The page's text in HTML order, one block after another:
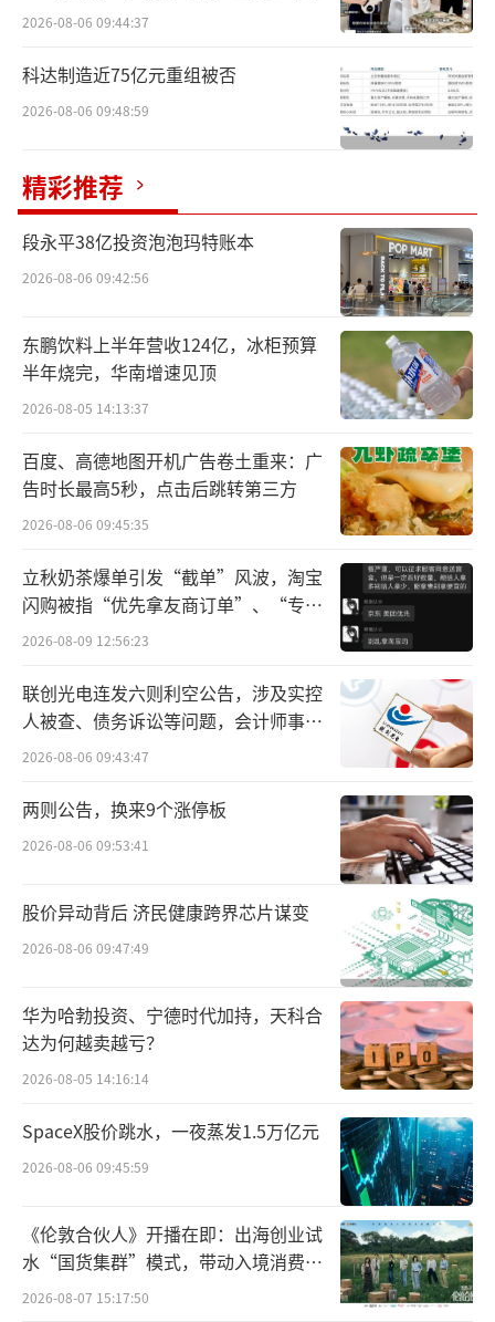
2022年，奥司他韦胶囊曾被纳入第七批国
家集采，中选价格每粒不到1元，降幅达84%。
值得注意的是，中标的并非东阳光长江旗下
的“可威”品牌，而是东阳光药业的“奥司他
韦胶囊”，包装上和“可威”有所不同。“可
威”是有品牌效应的，而东阳光药在第七批集
采中标的品种在市场上销路并不好，即使进了
集采降价，影响是可控的。
这是实打实的高招，东阳光得以保留“可
威”胶囊的高定价，还可以在集采外市场销
售。根据江苏省公共资源交易中心，“可
威”品牌的奥司他韦胶囊目前挂网价在9.86元
一粒，比集采中选的奥司他韦胶囊贵了近10
倍。
图源：江苏省公共资源交易中心
只是，现在这条路恐怕是走不通了。自去
年来，国家医保局加强了集采药品的落地实
施，奥司他韦的销售也受到影响。东阳光药披
露，2024年，公立医院减少了对集采计划之外
的采购，导致“可威”奥司他韦的销售下滑。
如今，浙江省因“可威”胶囊价格暂停挂网，
无疑又给东阳光加上了一道枷锁。
但“可威”的限价还不是主要影响，对东
阳光更大的打击还是来自奥司他韦颗粒被集
采。曾经，东阳光药的奥司他韦颗粒是公司的
3年来，磷酸奥司他韦颗粒就进入到了各地省级
集采的范围中。截至去年年底，全国20个省份
已经实施了奥司他韦颗粒的集采。截至2024年
底，奥司他韦颗粒的平均售价已降至每袋2.97
元。
2026-08-06 09:44:37
科达制造近75亿元重组被否
2026-08-06 09:48:59
精彩推荐
段永平38亿投资泡泡玛特账本
2026-08-06 09:42:56
东鹏饮料上半年营收124亿，冰柜预算
半年烧完，华南增速见顶
2026-08-05 14:13:37
百度、高德地图开机广告卷土重来：广
告时长最高5秒，点击后跳转第三方
2026-08-06 09:45:35
立秋奶茶爆单引发“截单”风波，淘宝
闪购被指“优先拿友商订单”、“专挑
贵的拿”
2026-08-09 12:56:23
联创光电连发六则利空公告，涉及实控
人被查、债务诉讼等问题，会计师事务
所曾出具“保留意见”
2026-08-06 09:43:47
两则公告，换来9个涨停板
2026-08-06 09:53:41
股价异动背后 济民健康跨界芯片谋变
2026-08-06 09:47:49
华为哈勃投资、宁德时代加持，天科合
达为何越卖越亏？
2026-08-05 14:16:14
SpaceX股价跳水，一夜蒸发1.5万亿元
2026-08-06 09:45:59
《伦敦合伙人》开播在即：出海创业试
水“国货集群”模式，带动入境消费反
向种草
2026-08-07 15:17:50